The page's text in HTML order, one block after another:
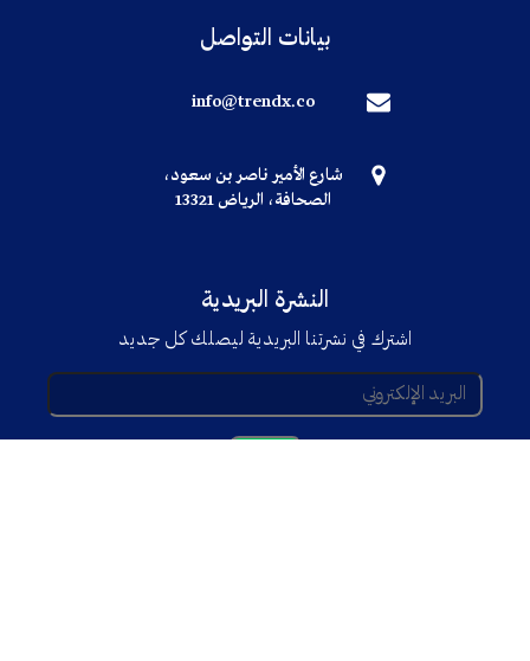
بيانات التواصل
info@trendx.co
شارع الأمير ناصر بن سعود،
الصحافة، الرياض 13321
النشرة البريدية
اشترك في نشرتنا البريدية ليصلك كل جديد